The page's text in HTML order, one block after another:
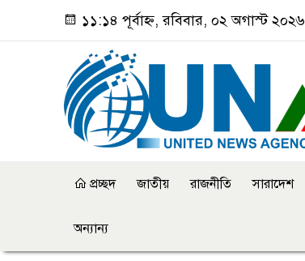
১১:১৪ পূর্বাহ্ন, রবিবার, ০২ অগাস্ট ২০২৬
প্রচ্ছদ জাতীয় রাজনীতি সারাদেশ
অন্যান্য